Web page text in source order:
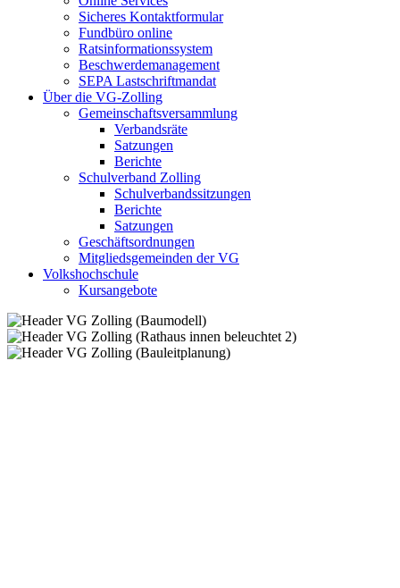
Sicheres Kontaktformular
Fundbüro online
Ratsinformationssystem
Beschwerdemanagement
SEPA Lastschriftmandat
Über die VG-Zolling
Gemeinschaftsversammlung
Verbandsräte
Satzungen
Berichte
Schulverband Zolling
Schulverbandssitzungen
Berichte
Satzungen
Geschäftsordnungen
Mitgliedsgemeinden der VG
Volkshochschule
Kursangebote